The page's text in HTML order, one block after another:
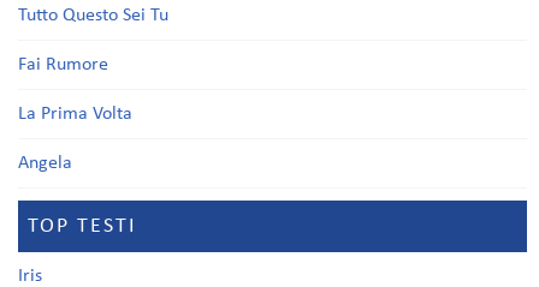
Tutto Questo Sei Tu
Fai Rumore
La Prima Volta
Angela
TOP TESTI
Iris